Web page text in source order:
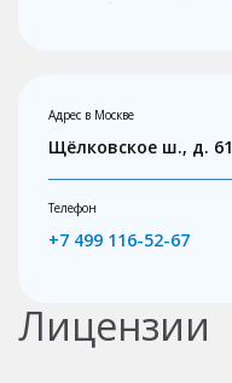
Адрес в Москве
Щёлковское ш., д. 61
Телефон
+7 499 116-52-67
Лицензии